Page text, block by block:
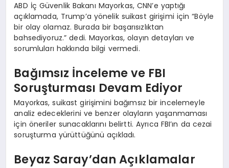
ABD İç Güvenlik Bakanı Mayorkas, CNN’e yaptığı
açıklamada, Trump’a yönelik suikast girişimi için “Böyle
bir olay olamaz. Burada bir başarısızlıktan
bahsediyoruz.” dedi. Mayorkas, olayın detayları ve
sorumluları hakkında bilgi vermedi.
Bağımsız İnceleme ve FBI
Soruşturması Devam Ediyor
Mayorkas, suikast girişimini bağımsız bir incelemeyle
analiz edeceklerini ve benzer olayların yaşanmaması
için öneriler sunacaklarını belirtti. Ayrıca FBI’ın da cezai
soruşturma yürüttüğünü açıkladı.
Beyaz Saray’dan Açıklamalar